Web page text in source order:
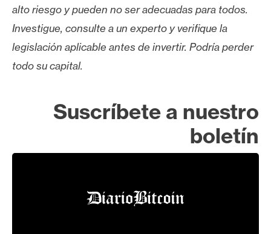
alto riesgo y pueden no ser adecuadas para todos.
Investigue, consulte a un experto y verifique la
legislación aplicable antes de invertir. Podría perder
todo su capital.
Suscríbete a nuestro
boletín